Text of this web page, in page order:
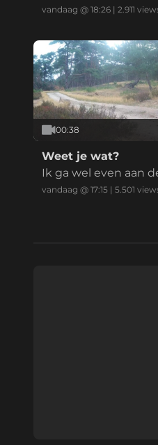
gewoon gespeeld
vandaag @ 18:26 | 2.911
00:38
Weet je wat?
Ik ga wel even aan
vandaag @ 17:15 | 5.501